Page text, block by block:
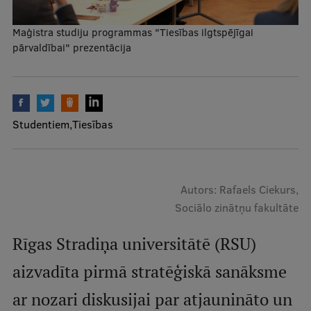
Maģistra studiju programmas
Doktorantūra
Uzņemšana
Praktiska informācija
Studentu dzīve
Studiju norises vietas
Fakultātes
Maģistra studiju programmas "Tiesības ilgtspējīgai
pārvaldībai" prezentācija
Studentiem Tiesības
Autors: Rafaels Ciekurs,
Sociālo zinātņu fakultāte
Rīgas Stradiņa universitātē (RSU)
aizvadīta pirmā stratēģiskā sanāksme
ar nozari diskusijai par atjaunināto un